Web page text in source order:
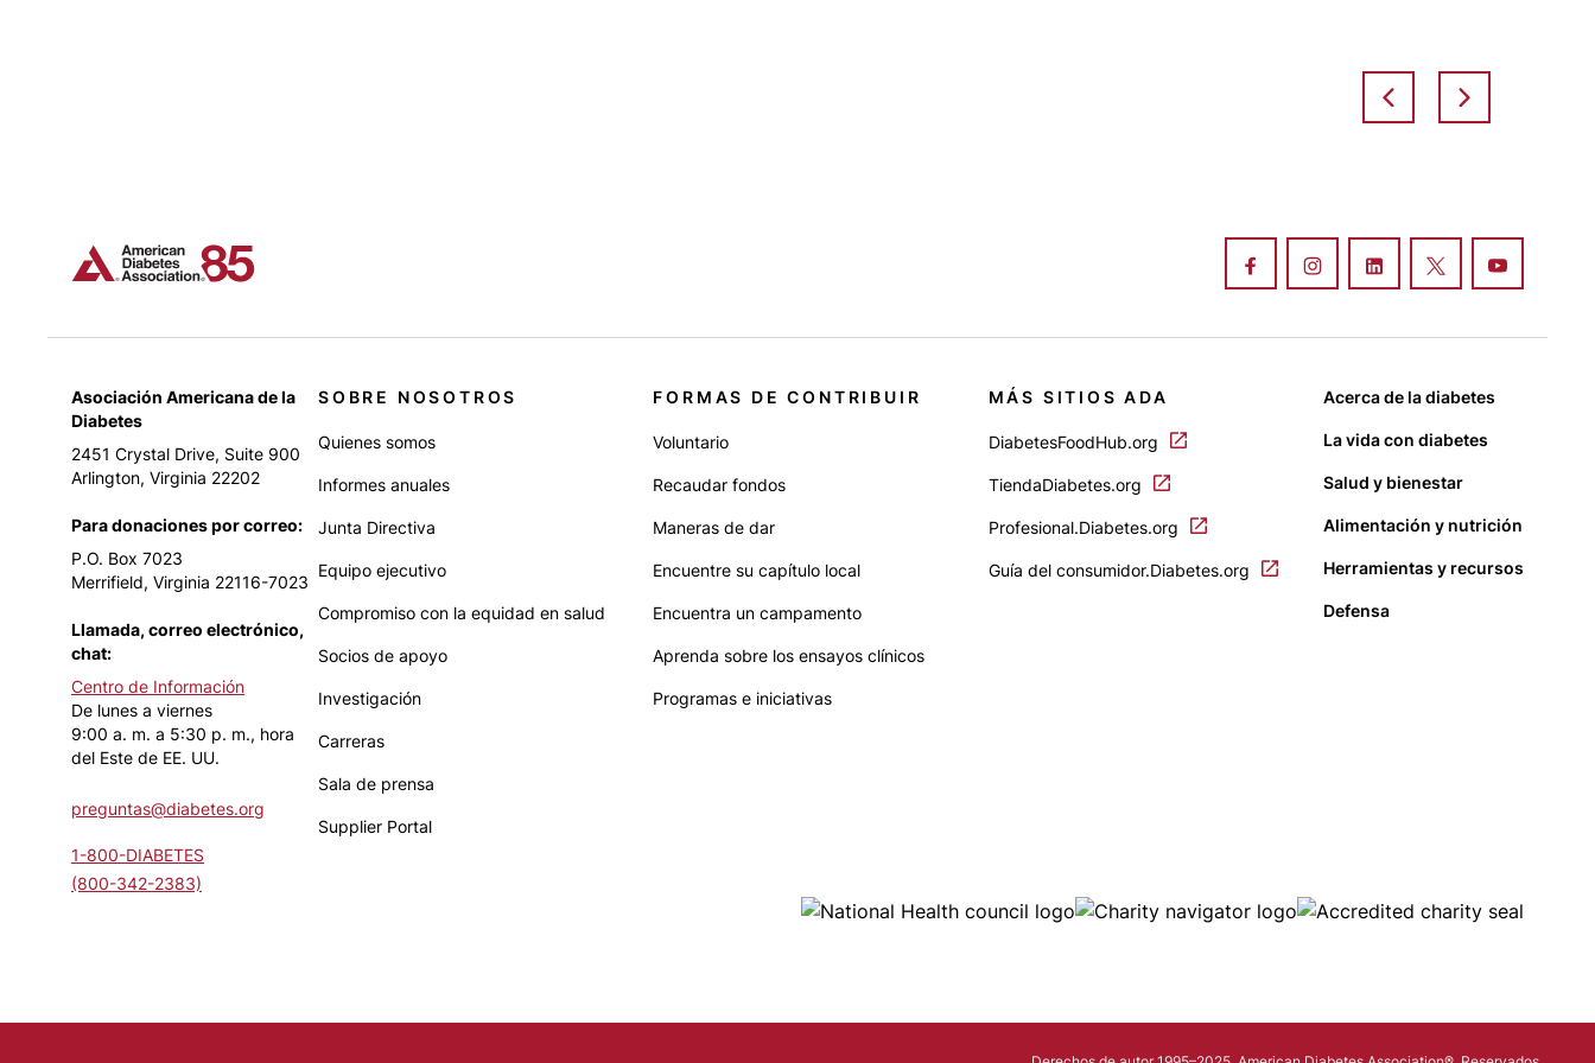
Asociación Americana de la
Diabetes
2451 Crystal Drive, Suite 900
Arlington, Virginia 22202
Para donaciones por correo:
P.O. Box 7023
Merrifield, Virginia 22116-7023
Llamada, correo electrónico,
chat:
Centro de Información
De lunes a viernes
9:00 a. m. a 5:30 p. m., hora
del Este de EE. UU.
preguntas@diabetes.org
1-800-DIABETES
(800-342-2383)
SOBRE NOSOTROS
Quienes somos
Informes anuales
Junta Directiva
Equipo ejecutivo
Compromiso con la equidad en salud
Socios de apoyo
Investigación
Carreras
Sala de prensa
Supplier Portal
FORMAS DE CONTRIBUIR
Voluntario
Recaudar fondos
Maneras de dar
Encuentre su capítulo local
Encuentra un campamento
Aprenda sobre los ensayos clínicos
Programas e iniciativas
MÁS SITIOS ADA
DiabetesFoodHub.org
TiendaDiabetes.org
Profesional.Diabetes.org
Guía del consumidor.Diabetes.org
Acerca de la diabetes
La vida con diabetes
Salud y bienestar
Alimentación y nutrición
Herramientas y recursos
Defensa
Image Image Image